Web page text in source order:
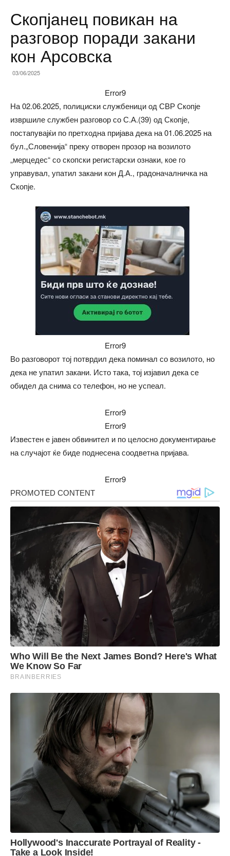
Скопјанец повикан на
разговор поради закани
кон Арсовска
03/06/2025
Error9
На 02.06.2025, полициски службеници од СВР Скопје
извршиле службен разговор со С.А.(39) од Скопје,
постапувајќи по претходна пријава дека на 01.06.2025 на
бул.„Словенија“ преку отворен прозор на возилото
„мерцедес“ со скопски регистарски ознаки, кое го
управувал, упатил закани кон Д.А., градоначалничка на
Скопје.
Error9
Во разговорот тој потврдил дека поминал со возилото, но
дека не упатил закани. Исто така, тој изјавил дека се
обидел да снима со телефон, но не успеал.
Error9
Error9
Известен е јавен обвинител и по целосно документирање
на случајот ќе биде поднесена соодветна пријава.
Error9